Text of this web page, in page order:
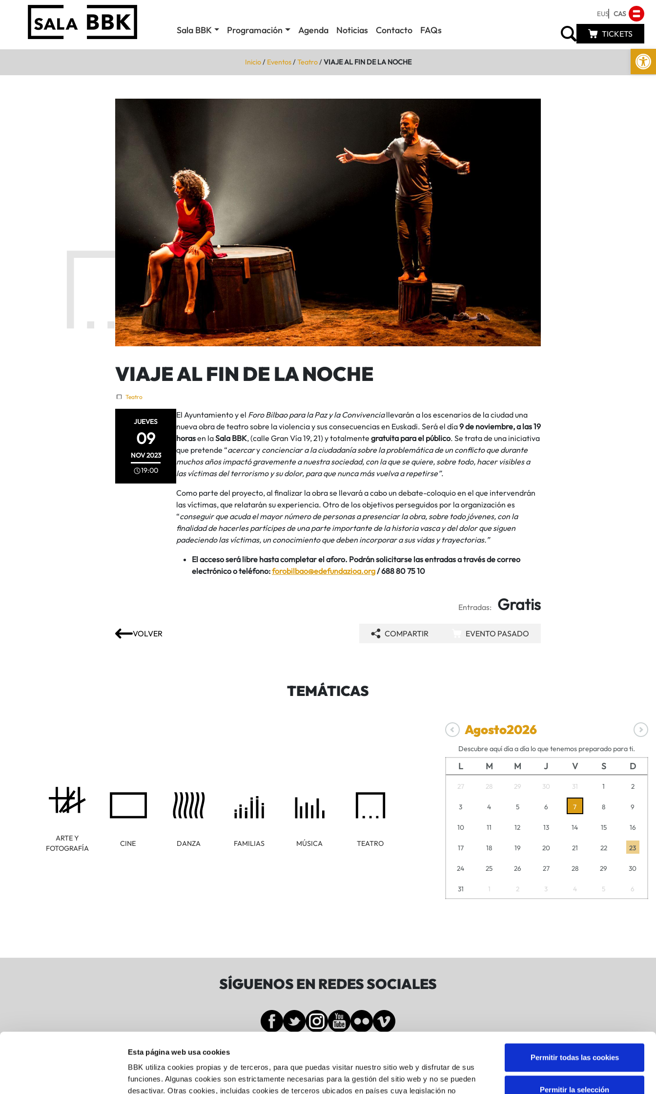
Esta página web usa cookies
BBK utiliza cookies propias y de terceros, para que puedas visitar nuestro sitio web y disfrutar de sus
funciones. Algunas cookies son estrictamente necesarias para la gestión del sitio web y no se pueden
desactivar. Otras cookies, incluidas cookies de terceros ubicados en países cuya legislación no
Permitir todas las cookies
Permitir la selección
Abrir
Sala BBK Programación Agenda Noticias Contacto FAQs
EUS CAS
TICKETS
Inicio/ Eventos/Teatro/VIAJE AL FIN DE LA NOCHE
VIAJE AL FIN DE LA NOCHE
Teatro
JUEVES
09
NOV2023
19:00
El Ayuntamiento y el Foro Bilbao para la Paz y la Convivenciallevarán a los escenarios de la ciudad una
nueva obra de teatro sobre la violencia y sus consecuencias en Euskadi. Será el día9 de noviembre, a las 19
horasen laSala BBK, (calle Gran Vía 19, 21) y totalmente gratuita para el público. Se trata de una iniciativa
que pretende “acercary concienciar a la ciudadanía sobre la problemática de un conflicto que durante
muchos años impactó gravemente a nuestra sociedad, con la que se quiere, sobre todo, hacer visibles a
las víctimas del terrorismo y su dolor, para que nunca más vuelva a repetirse”.
Como parte del proyecto, al finalizar la obra se llevará a cabo un debate-coloquio en el que intervendrán
las víctimas, que relatarán su experiencia. Otro de los objetivos perseguidos por la organización es
“conseguir que acuda el mayor número de personas a presenciar la obra, sobre todo jóvenes, con la
finalidad de hacerles partícipes de una parte importante de la historia vasca y del dolor que siguen
padeciendo las víctimas, un conocimiento que deben incorporar a sus vidas y trayectorias.”
El acceso será libre hasta completar el aforo. Podrán solicitarse las entradas a través de correo
electrónico o teléfono:forobilbao@edefundazioa.org/ 688 80 75 10
Entradas: Gratis
VOLVER COMPARTIR EVENTO PASADO
TEMÁTICAS
ARTE Y
FOTOGRAFÍA
CINE DANZA FAMILIAS MÚSICA TEATRO
Agosto2026
Descubre aquí día a día lo que tenemos preparado para ti.
L M M J V S D
27 28 29 30 31 1 2
3 4 5 6 7 8 9
10 11 12 13 14 15 16
17 18 19 20 21 22 23
24 25 26 27 28 29 30
31 1 2 3 4 5 6
SÍGUENOS EN REDES SOCIALES
Sala BBK Suscríbete a nuestra newsletter
Correo*